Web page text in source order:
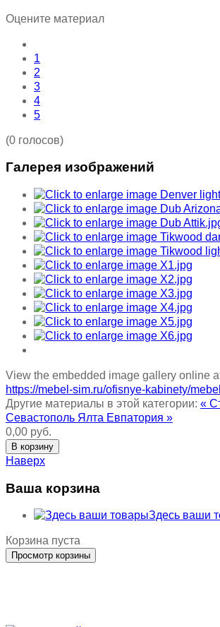
Оцените материал
1
2
3
4
5
(0 голосов)
Галерея изображений
View the embedded image gallery online
https://mebel-sim.ru/ofisnye-kabinety/
Другие материалы в этой категории: «
Севастополь Ялта Евпатория »
0,00 руб.
Наверх
Ваша корзина
Здесь ваши
Корзина пуста